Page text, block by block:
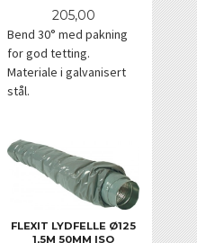
Pris
205,00
Bend 30° med pakning
for god tetting.
Materiale i galvanisert
stål.
FLEXIT LYDFELLE Ø125
1,5M 50MM ISO